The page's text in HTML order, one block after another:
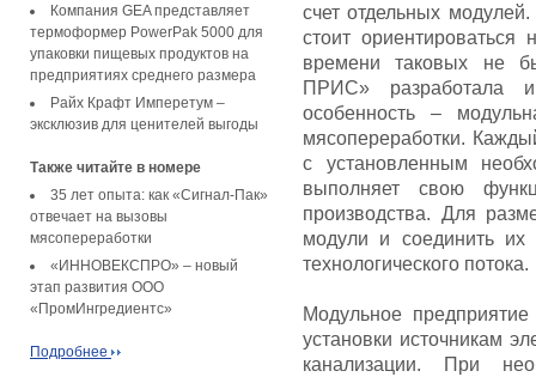
Компания GEA представляет
термоформер PowerPak 5000 для
упаковки пищевых продуктов на
предприятиях среднего размера
Райх Крафт Имперетум –
эксклюзив для ценителей выгоды
Также читайте в номере
35 лет опыта: как «Сигнал-Пак»
отвечает на вызовы
мясопереработки
«ИННОВЕКСПРО» – новый
этап развития ООО
«ПромИнгредиентс»
Подробнее
счет отдельных
стоит
времени таковых не
ПРИС» разработала
особенность –
мясопереработки.
с установленным
выполняет свою
производства. Для
модули и соединить
технологического потока.
Модульное
установки источникам
канализации. При